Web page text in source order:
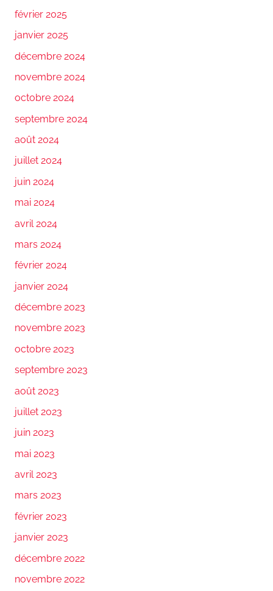
février 2025
janvier 2025
décembre 2024
novembre 2024
octobre 2024
septembre 2024
août 2024
juillet 2024
juin 2024
mai 2024
avril 2024
mars 2024
février 2024
janvier 2024
décembre 2023
novembre 2023
octobre 2023
septembre 2023
août 2023
juillet 2023
juin 2023
mai 2023
avril 2023
mars 2023
février 2023
janvier 2023
décembre 2022
novembre 2022